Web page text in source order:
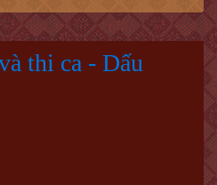
thi ca - Dấu